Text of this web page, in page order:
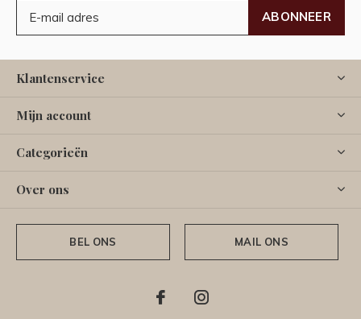
ABONNEER
Klantenservice
Mijn account
Categorieën
Over ons
BEL ONS MAIL ONS